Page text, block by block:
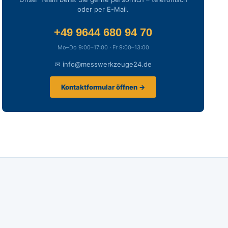
oder per E-Mail.
+49 9644 680 94 70
Mo–Do 9:00–17:00 · Fr 9:00–13:00
✉ info@messwerkzeuge24.de
Kontaktformular öffnen →